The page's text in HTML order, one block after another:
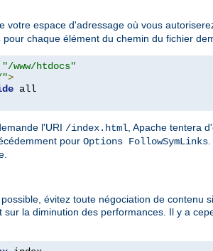
votre espace d'adressage où vous
pour chaque élément du chemin du fichier
"/www/htdocs"
">
l'URI /index.html , Apache tentera
pour Options FollowSymLinks
évitez toute négociation de contenu
sur la diminution des performances. Il y a